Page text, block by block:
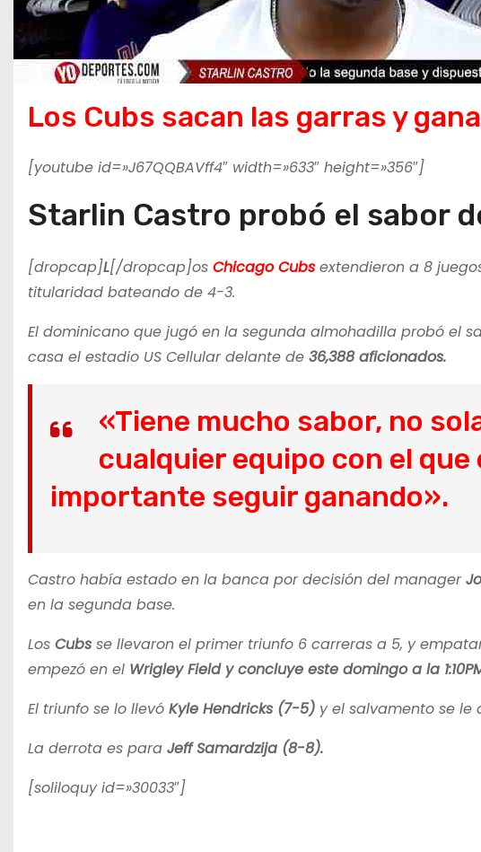
Los Cubs sacan las garras y
[youtube id=»J67QQBAVff4″ width=»633″ height=»356″]
Starlin Castro probó el sabor
[dropcap]L[/dropcap]os Chicago Cubsextendieron a 8
titularidad bateando de 4-3.
El dominicano que jugó en la segunda almohadilla probó el
casa el estadio US Cellular delante de 36,388 aficionados.
«Tiene mucho sabor, no
cualquier equipo con el
importante seguir ganando».
Castro había estado en la banca por decisión del manager
en la segunda base.
Los Cubsse llevaron el primer triunfo 6 carreras a 5, y
empezó en el Wrigley Field y concluye este domingo a la
El triunfo se lo llevó Kyle Hendricks (7-5) y el salvamento se le
La derrota es para Jeff Samardzija (8-8).
[soliloquy id=»30033″]